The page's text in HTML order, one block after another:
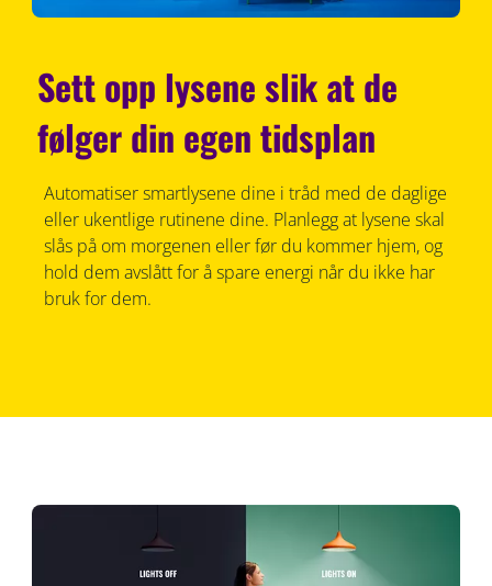
Sett opp lysene slik at de
følger din egen tidsplan
Automatiser smartlysene dine i tråd med de daglige
eller ukentlige rutinene dine. Planlegg at lysene skal
slås på om morgenen eller før du kommer hjem, og
hold dem avslått for å spare energi når du ikke har
bruk for dem.